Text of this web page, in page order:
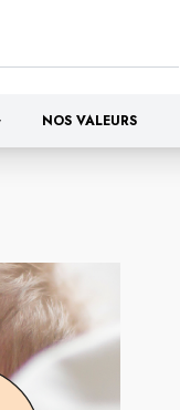
NOS VALEURS